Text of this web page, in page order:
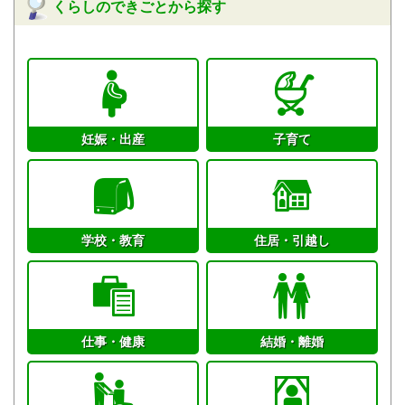
くらしのできごとから探す
妊娠・出産 子育て
学校・教育 住居・引越し
仕事・健康 結婚・離婚